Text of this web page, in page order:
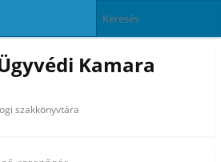
Kamara
szakkönyvtára